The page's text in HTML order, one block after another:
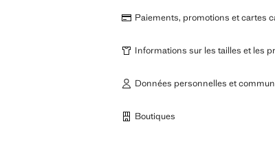
Paiements, promotions et cartes
Informations sur les tailles et les
Données personnelles et
Boutiques